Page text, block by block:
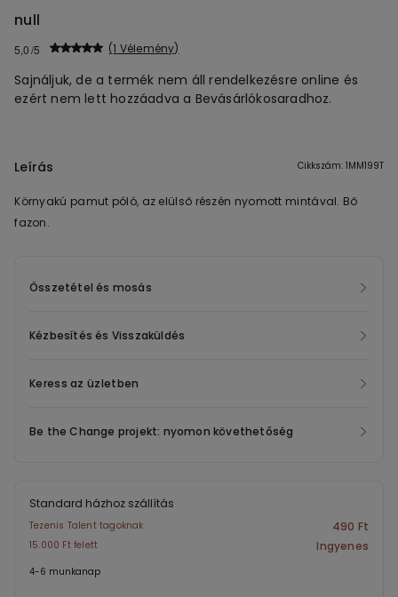
null
5,0 1 Vélemény
Sajnáljuk, de a termék nem áll rendelkezésre online és
ezért nem lett hozzáadva a Bevásárlókosaradhoz.
Leírás Cikkszám: 1MM199T
Környakú pamut póló, az elülső részén nyomott mintával. Bő
fazon.
Összetétel és mosás
Kézbesítés és Visszaküldés
Keress az üzletben
Be the Change projekt: nyomon követhetőség
Standard házhoz szállítás
Tezenis Talent tagoknak 490 Ft
15.000 Ft felett Ingyenes
4-6 munkanap